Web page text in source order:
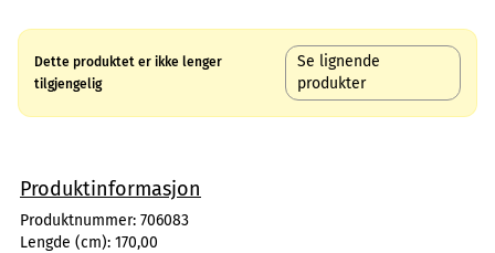
Dette produktet er ikke lenger
tilgjengelig
Se lignende
produkter
Produktinformasjon
Produktnummer: 706083
Lengde (cm): 170,00